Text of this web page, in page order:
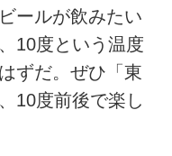
ールが飲みたい
10度という温度
ずだ。ぜひ「東
10度前後で楽し